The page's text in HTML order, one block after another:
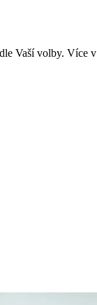
Vaší volby. Více v